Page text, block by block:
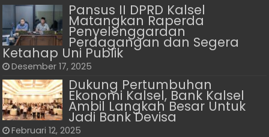
Pansus II DPRD Kalsel
Matangkan Raperda
Penyelenggaraan
Perdagangan dan Segera
Ketahap Uni Publik
Desember 17, 2025
Dukung Pertumbuhan
Ekonomi Kalsel, Bank Kalsel
Ambil Langkah Besar Untuk
Jadi Bank Devisa
Februari 12, 2025